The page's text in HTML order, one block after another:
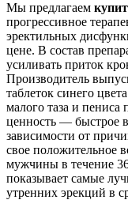
Мы предлагаем
прогрессивное
эректильных
цене. В состав
усиливать приток
Производитель
таблеток синего
малого таза и
ценность — быстрое
зависимости от
свое положительное
мужчины в течение
показывает самые
утренних эрекций в